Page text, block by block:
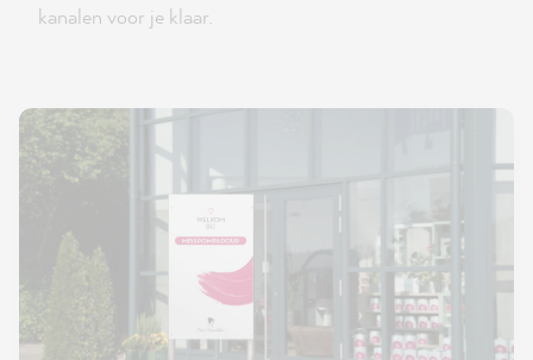
kanalen voor je klaar.